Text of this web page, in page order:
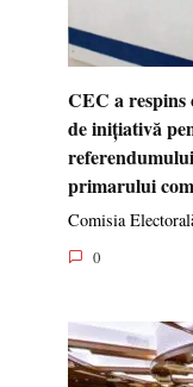
CEC a
de inițiativă
primarului
Comisia
0